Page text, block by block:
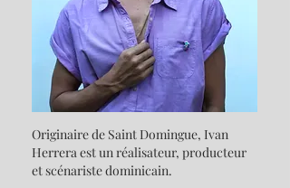
Originaire de Saint Domingue, Ivan
Herrera est un réalisateur, producteur
et scénariste dominicain.